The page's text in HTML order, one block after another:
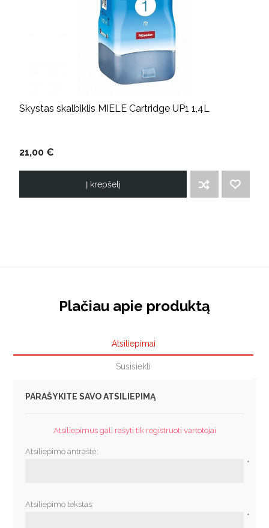
Skystas skalbiklis MIELE Cartridge UP1 1,4L
21,00 €
Į krepšelį
Plačiau apie produktą
Atsiliepimai
Susisiekti
PARAŠYKITE SAVO ATSILIEPIMĄ
Atsiliepimus gali rašyti tik registruoti vartotojai
Atsiliepimo antraštė:
*
Atsiliepimo tekstas:
*